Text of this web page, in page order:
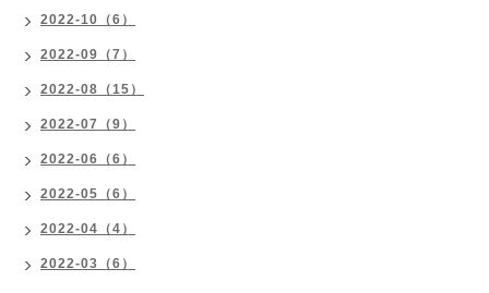
2022-10（6）
2022-09（7）
2022-08（15）
2022-07（9）
2022-06（6）
2022-05（6）
2022-04（4）
2022-03（6）